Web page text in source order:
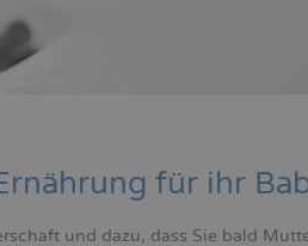
für ihr
und dazu, dass Sie bald